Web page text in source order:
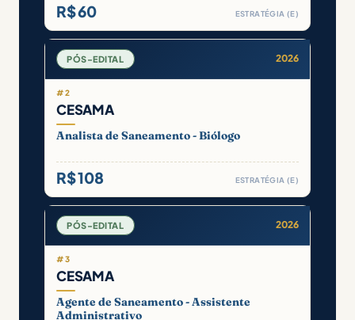
R$ 60 ESTRATÉGIA (E)
PÓS-EDITAL 2026
#2
CESAMA
Analista de Saneamento - Biólogo
R$ 108 ESTRATÉGIA (E)
PÓS-EDITAL 2026
#3
CESAMA
Agente de Saneamento - Assistente
Administrativo